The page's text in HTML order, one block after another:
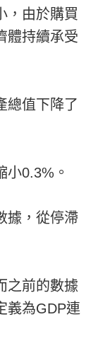
，由於購買
體持續承受
總值下降了
小0.3%。
據，從停滯
之前的數據
義為GDP連